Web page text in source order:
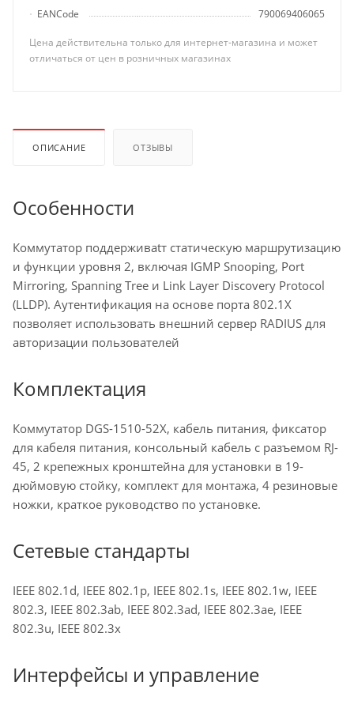
EANCode
790069406065
Цена действительна только для интернет-магазина и может
отличаться от цен в розничных магазинах
ОПИСАНИЕ ОТЗЫВЫ
Особенности
Коммутатор поддерживаtт статическую маршрутизацию
и функции уровня 2, включая IGMP Snooping, Port
Mirroring, Spanning Tree и Link Layer Discovery Protocol
(LLDP). Аутентификация на основе порта 802.1X
позволяет использовать внешний сервер RADIUS для
авторизации пользователей
Комплектация
Коммутатор DGS-1510-52X, кабель питания, фиксатор
для кабеля питания, консольный кабель с разъемом RJ-
45, 2 крепежных кронштейна для установки в 19-
дюймовую стойку, комплект для монтажа, 4 резиновые
ножки, краткое руководство по установке.
Сетевые стандарты
IEEE 802.1d, IEEE 802.1p, IEEE 802.1s, IEEE 802.1w, IEEE
802.3, IEEE 802.3ab, IEEE 802.3ad, IEEE 802.3ae, IEEE
802.3u, IEEE 802.3x
Интерфейсы и управление